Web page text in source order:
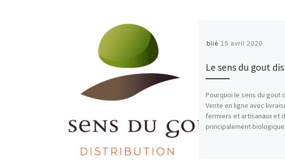
Publié 15 avril 2020
Le sens du gout
Pourquoi le sens du gout
Vente en ligne avec
fermiers et artisanaux et
principalement